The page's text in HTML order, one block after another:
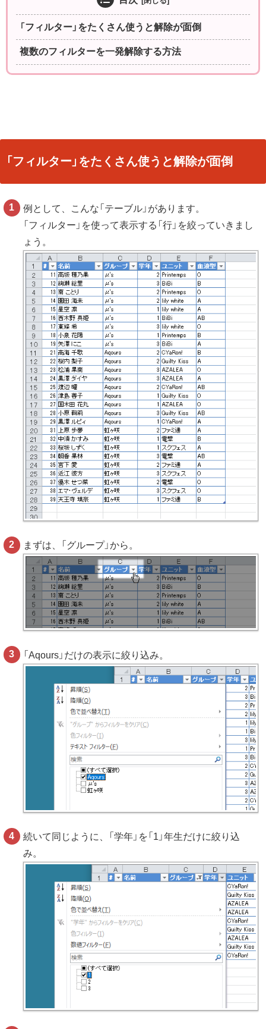
「フィルター」をたくさん使うと解除が面倒
複数のフィルターを一発解除する方法
「フィルター」をたくさん使うと解除が面倒
例として、こんな「テーブル」があります。
「フィルター」を使って表示する「行」を絞っていきまし
ょう。
まずは、「グループ」から。
「Aqours」だけの表示に絞り込み。
続いて同じように、「学年」を「1」年生だけに絞り込
み。